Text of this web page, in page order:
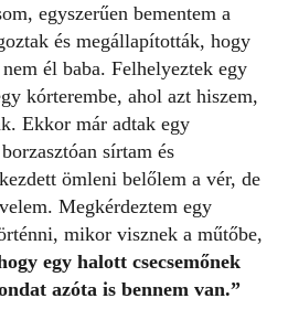
egyszerűen bementem a
és megállapították, hogy
él baba. Felhelyeztek egy
kórterembe, ahol azt hiszem,
Ekkor már adtak egy
sírtam és
ömleni belőlem a vér, de
Megkérdeztem egy
mikor visznek a műtőbe,
egy halott csecsemőnek
azóta is bennem van.”